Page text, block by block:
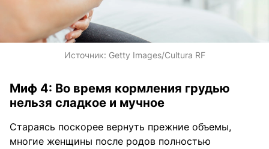
Источник: Getty Images/Cultura RF
Миф 4: Во время кормления грудью
нельзя сладкое и мучное
Стараясь поскорее вернуть прежние объемы,
многие женщины после родов полностью